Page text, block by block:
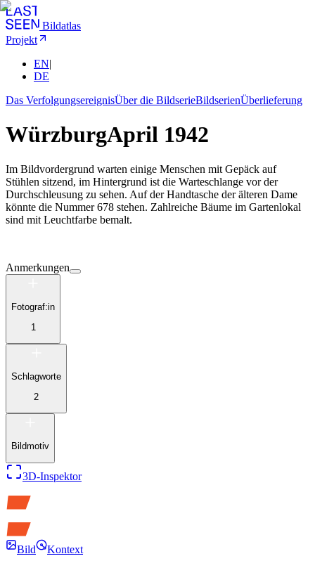
Bildatlas
Projekt
EN|
DE
Das VerfolgungsereignisÜber die BildserieBildserienÜberlieferung
WürzburgApril 1942
Im Bildvordergrund warten einige Menschen mit Gepäck auf
Stühlen sitzend, im Hintergrund ist die Warteschlange vor der
Durchschleusung zu sehen. Auf der Handtasche der älteren Dame
könnte die Nummer 678 stehen. Zahlreiche Bäume im Gartenlokal
sind mit Leuchtfarbe bemalt.
Anmerkungen
Fotograf:in
1
Schlagworte
2
Bildmotiv
3D-Inspektor
Bild
Kontext